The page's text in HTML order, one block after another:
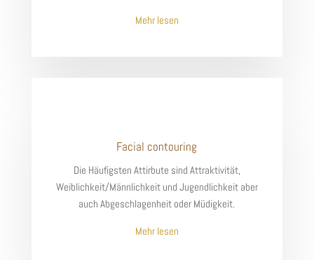
Mehr lesen
Facial contouring
Die Häufigsten Attirbute sind Attraktivität,
Weiblichkeit/Männlichkeit und Jugendlichkeit aber
auch Abgeschlagenheit oder Müdigkeit.
Mehr lesen